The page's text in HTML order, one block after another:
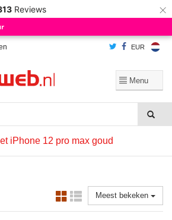
Reviews ×
EUR
iPhone 12 pro max goud
Meest bekeken
website te verbeteren. Is dat akkoord?
Ja